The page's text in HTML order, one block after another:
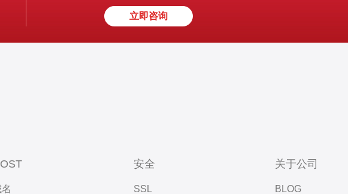
立即咨询
安全
SSL
关于公司
BLOG